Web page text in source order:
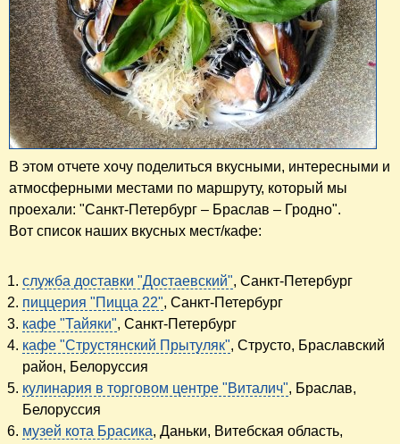
В этом отчете хочу поделиться вкусными, интересными и
атмосферными местами по маршруту, который мы
проехали: "Санкт-Петербург – Браслав – Гродно".
Вот список наших вкусных мест/кафе:
служба доставки "Достаевский", Санкт-Петербург
пиццерия "Пицца 22", Санкт-Петербург
кафе "Тайяки", Санкт-Петербург
кафе "Струстянский Прытуляк", Струсто, Браславский
район, Белоруссия
кулинария в торговом центре "Виталич", Браслав,
Белоруссия
музей кота Брасика, Даньки, Витебская область,